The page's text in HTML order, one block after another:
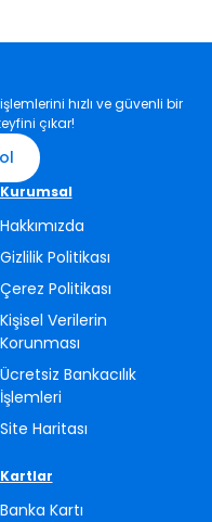
Kurumsal
Hakkımızda
Gizlilik Politikası
Çerez Politikası
Kişisel Verilerin
Korunması
Ücretsiz Bankacılık
İşlemleri
Site Haritası
Kartlar
Banka Kartı
hızlı ve güvenli bir
çıkar!